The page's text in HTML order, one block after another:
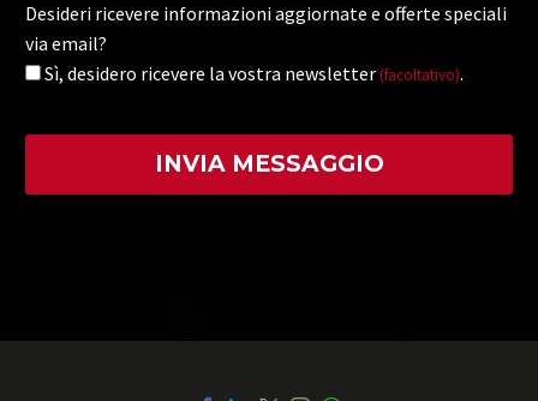
Desideri ricevere informazioni aggiornate e offerte speciali
via email?
Sì, desidero ricevere la vostra newsletter (facoltativo).